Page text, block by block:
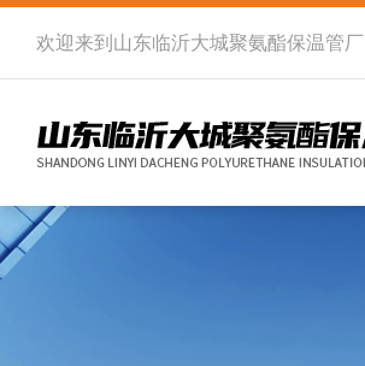
欢迎来到 山东临沂大城聚氨酯保温管厂